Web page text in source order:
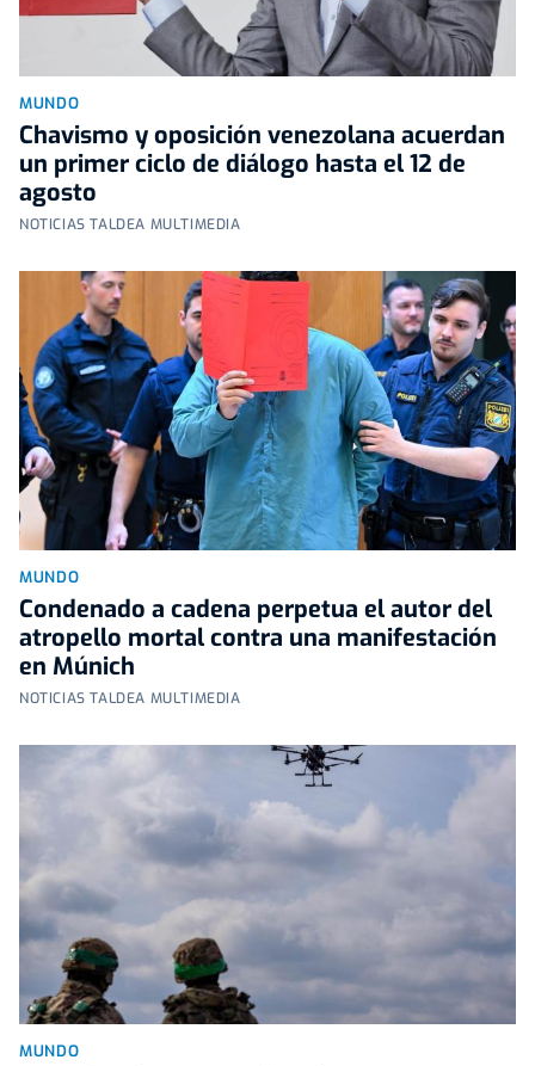
MUNDO
Chavismo y oposición venezolana acuerdan
un primer ciclo de diálogo hasta el 12 de
agosto
NOTICIAS TALDEA MULTIMEDIA
MUNDO
Condenado a cadena perpetua el autor del
atropello mortal contra una manifestación
en Múnich
NOTICIAS TALDEA MULTIMEDIA
MUNDO